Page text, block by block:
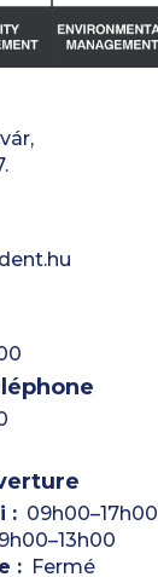
: 09h00–17h00
: Fermé